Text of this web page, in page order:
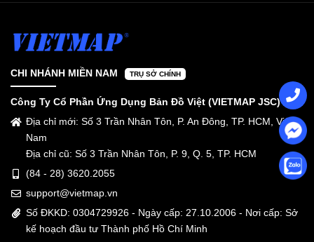
CHI NHÁNH MIỀN NAM TRỤ SỞ CHÍNH
Công Ty Cổ Phần Ứng Dụng Bản Đồ Việt (VIETMAP JSC)
Địa chỉ mới: Số 3 Trần Nhân Tôn, P. An Đông, TP. HCM, Việt
Nam
Địa chỉ cũ: Số 3 Trần Nhân Tôn, P. 9, Q. 5, TP. HCM
(84 - 28) 3620.2055
support@vietmap.vn
Số ĐKKD: 0304729926 - Ngày cấp: 27.10.2006 - Nơi cấp: Sở
kế hoạch đầu tư Thành phố Hồ Chí Minh